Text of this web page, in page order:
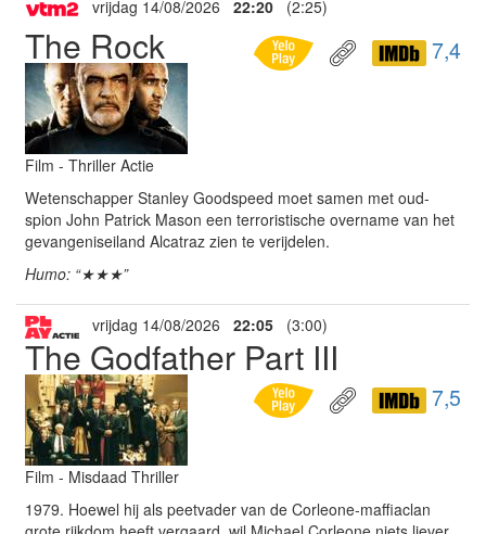
vrijdag 14/08/2026 22:20 (2:25)
The Rock 7,4
Film - Thriller Actie
Wetenschapper Stanley Goodspeed moet samen met oud-
spion John Patrick Mason een terroristische overname van het
gevangeniseiland Alcatraz zien te verijdelen.
Humo: “★★★”
vrijdag 14/08/2026 22:05 (3:00)
The Godfather Part III
7,5
Film - Misdaad Thriller
1979. Hoewel hij als peetvader van de Corleone-maffiaclan